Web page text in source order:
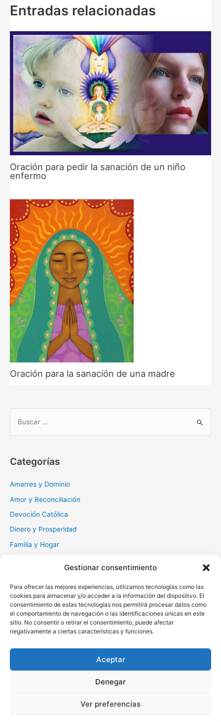
Gestionar consentimiento
Para ofrecer las mejores experiencias, utilizamos tecnologías como las
cookies para almacenar y/o acceder a la información del dispositivo. El
consentimiento de estas tecnologías nos permitirá procesar datos como
el comportamiento de navegación o las identificaciones únicas en este
sitio. No consentir o retirar el consentimiento, puede afectar
negativamente a ciertas características y funciones.
Aceptar
Denegar
Ver preferencias
Entradas relacionadas
Oración para pedir la sanación de un niño
enfermo
Oración para la sanación de una madre
r
Categorías
Amarres y Dominio
Amor y Reconciliación
Devoción Católica
Dinero y Prosperidad
Familia y Hogar
Muerte y Difuntos
Oraciones Diarias
Otras
Protección y Liberación
Salud y Sanación
WordPress